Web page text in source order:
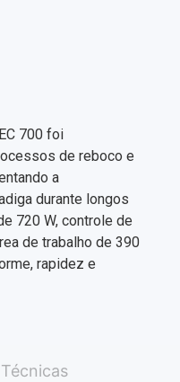
700 foi
de reboco e
a
durante longos
720 W, controle de
de trabalho de 390
rapidez e